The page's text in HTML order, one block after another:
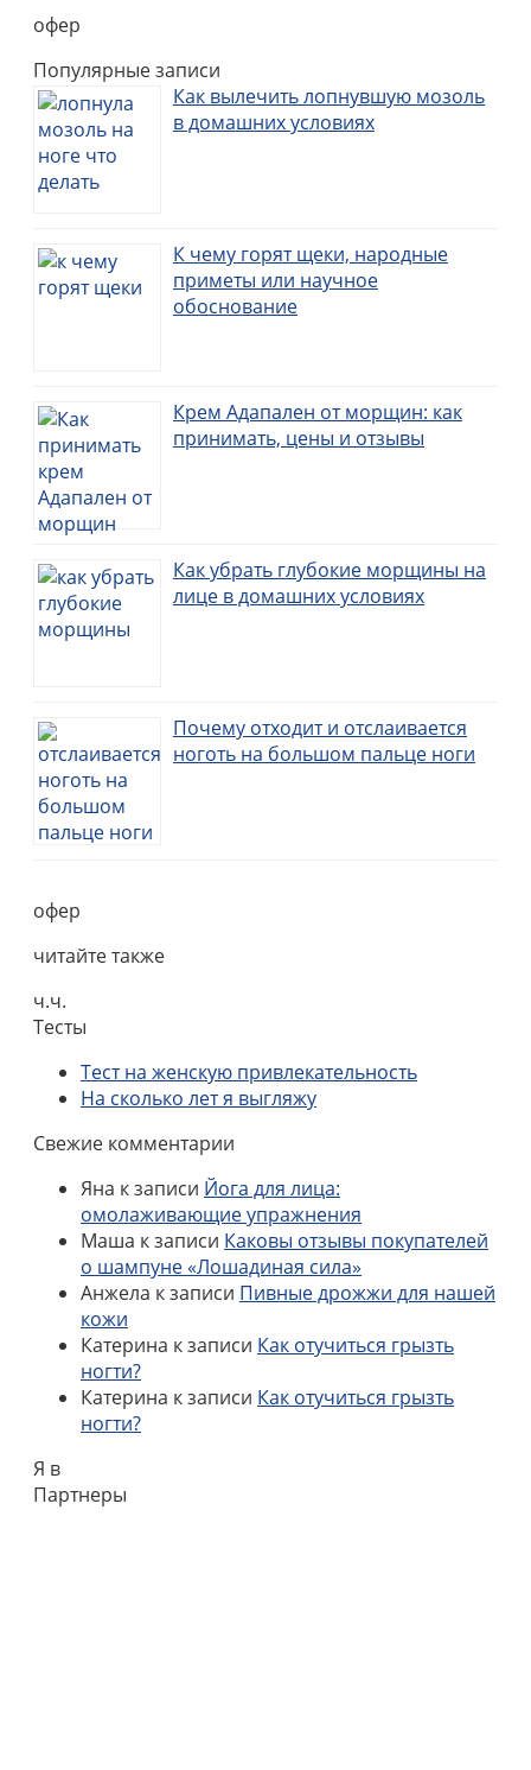
офер
Популярные записи
Как вылечить лопнувшую мозоль
в домашних условиях
К чему горят щеки, народные
приметы или научное
обоснование
Крем Адапален от морщин: как
принимать, цены и отзывы
Как убрать глубокие морщины на
лице в домашних условиях
Почему отходит и отслаивается
ноготь на большом пальце ноги
офер
читайте также
ч.ч.
Тесты
Тест на женскую привлекательность
На сколько лет я выгляжу
Свежие комментарии
Яна к записи Йога для лица:
омолаживающие упражнения
Маша к записи Каковы отзывы покупателей
о шампуне «Лошадиная сила»
Анжела к записи Пивные дрожжи для нашей
кожи
Катерина к записи Как отучиться грызть
ногти?
Катерина к записи Как отучиться грызть
ногти?
Я в
Партнеры